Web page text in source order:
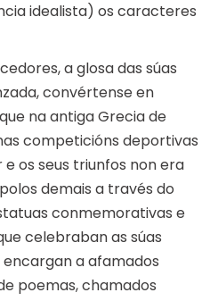
idealista) os caracteres
a glosa das súas
convértense en
na antiga Grecia de
competicións deportivas
os seus triunfos non era
demais a través do
conmemorativas e
celebraban as súas
a afamados
poemas, chamados